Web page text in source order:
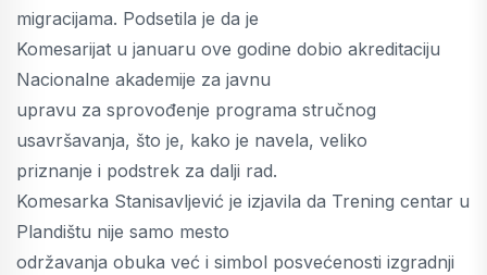
migracijama. Podsetila je da je
Komesarijat u januaru ove godine dobio akreditaciju
Nacionalne akademije za javnu
upravu za sprovođenje programa stručnog
usavršavanja, što je, kako je navela, veliko
priznanje i podstrek za dalji rad.
Komesarka Stanisavljević je izjavila da Trening centar u
Plandištu nije samo mesto
održavanja obuka već i simbol posvećenosti izgradnji